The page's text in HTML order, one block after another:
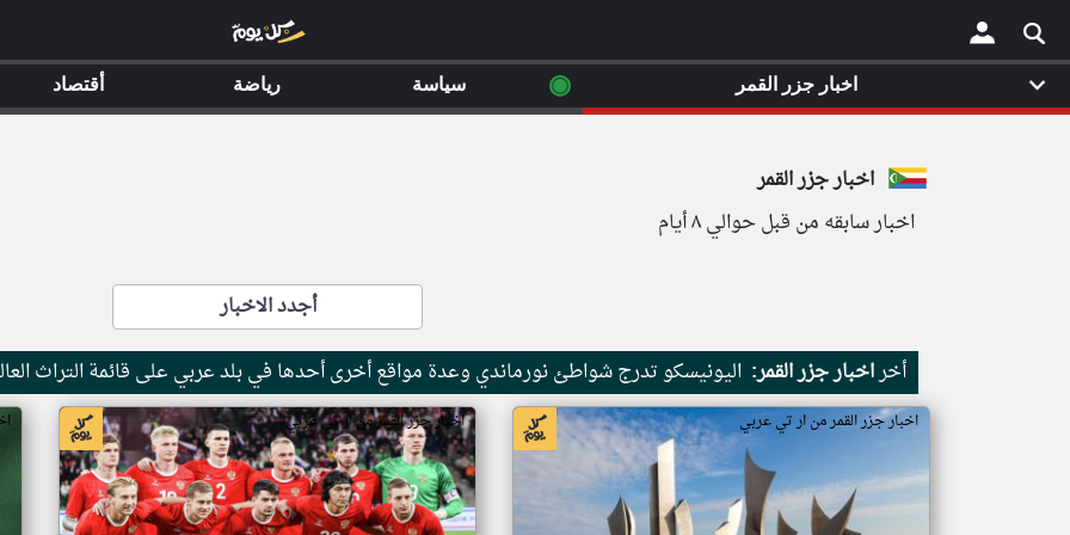
×
اخبار جزر القمر
اخبار سابقه من قبل حوالي ٨ أيام
أجدد الاخبار
أخراخبار جزر القمر: اليونيسكو تدرج شواطئ نورماندي وعدة مواقع أخرى أحدها في بلد عربي على قائمة التراث
اخبار جزر القمر من ار تي عربي اخبار جزر القمر من ار تي عربي
اخبار جزر القمر ◉ سياسة رياضة أقتصاد